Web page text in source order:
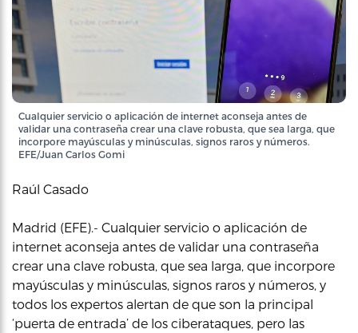
Cualquier servicio o aplicación de internet aconseja antes de
validar una contraseña crear una clave robusta, que sea larga, que
incorpore mayúsculas y minúsculas, signos raros y números.
EFE/Juan Carlos Gomi
Raúl Casado
Madrid (EFE).- Cualquier servicio o aplicación de
internet aconseja antes de validar una contraseña
crear una clave robusta, que sea larga, que incorpore
mayúsculas y minúsculas, signos raros y números, y
todos los expertos alertan de que son la principal
‘puerta de entrada’ de los ciberataques, pero las